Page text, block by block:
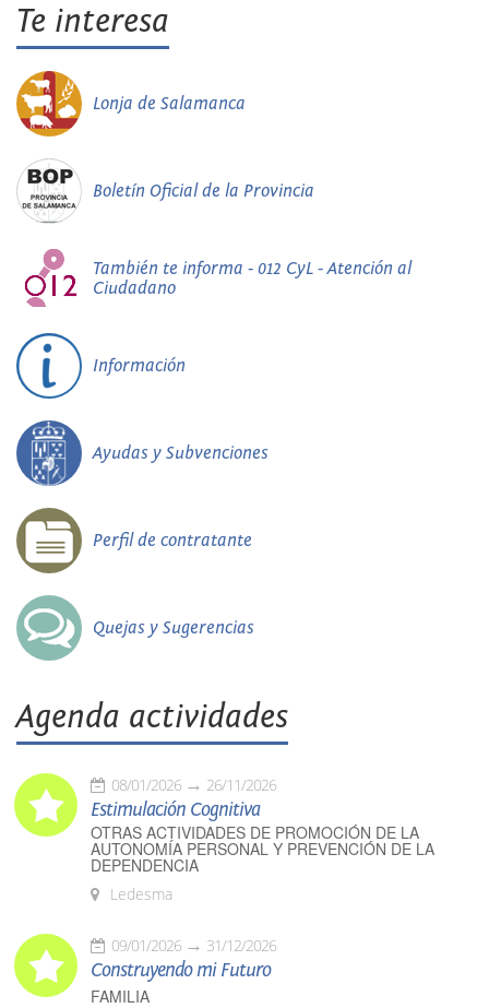
Te interesa
Lonja de Salamanca
Boletín Oficial de la Provincia
También te informa - 012 CyL - Atención al
Ciudadano
Información
Ayudas y Subvenciones
Perfil de contratante
Quejas y Sugerencias
Agenda actividades
08/01/2026 26/11/2026
Estimulación Cognitiva
OTRAS ACTIVIDADES DE PROMOCIÓN DE LA
AUTONOMÍA PERSONAL Y PREVENCIÓN DE LA
DEPENDENCIA
Ledesma
09/01/2026 31/12/2026
Construyendo mi Futuro
FAMILIA